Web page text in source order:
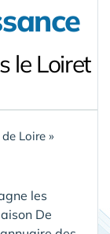
le Loiret
de Loire »
les
De